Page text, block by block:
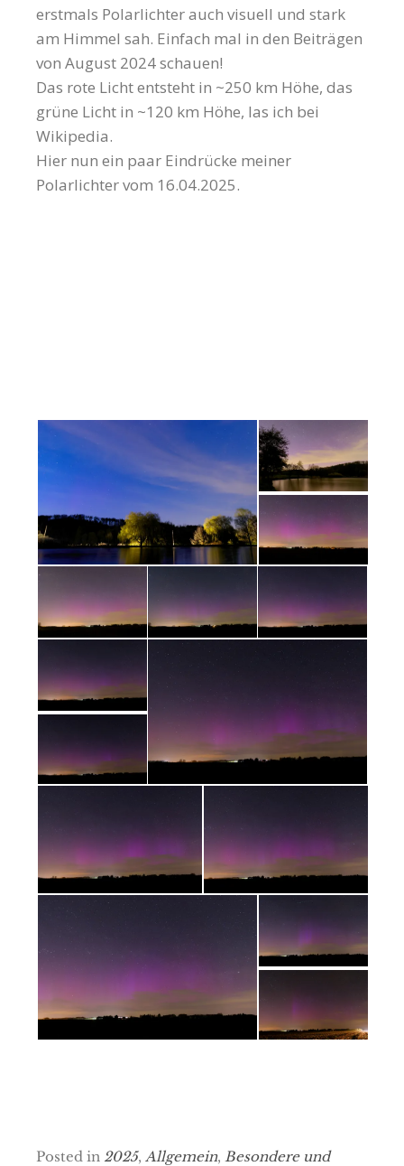
erstmals Polarlichter auch visuell und stark
am Himmel sah. Einfach mal in den Beiträgen
von August 2024 schauen!
Das rote Licht entsteht in ~250 km Höhe, das
grüne Licht in ~120 km Höhe, las ich bei
Wikipedia.
Hier nun ein paar Eindrücke meiner
Polarlichter vom 16.04.2025.
Posted in 2025, Allgemein, Besondere und